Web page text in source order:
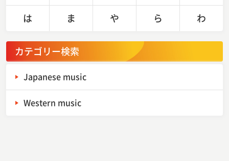
は
ま や ら わ
カテゴリー検索
Japanese music
Western music